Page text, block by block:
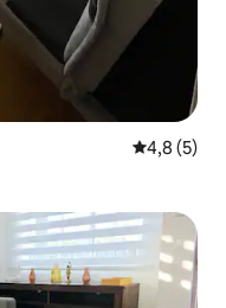
4,8 (5)